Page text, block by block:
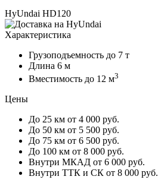
HyUndai HD120
Характеристика
Грузоподъемность до 7 т
Длина 6 м
Вместимость до 12 м3
Цены
До 25 км от 4 000 руб.
До 50 км от 5 500 руб.
До 75 км от 6 500 руб.
До 100 км от 8 000 руб.
Внутри МКАД от 6 000 руб.
Внутри ТТК и СК от 8 000 руб.